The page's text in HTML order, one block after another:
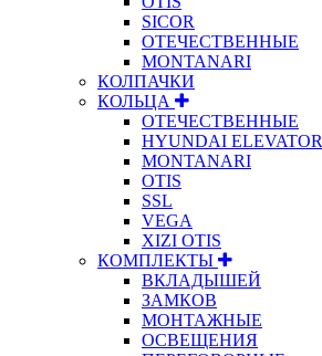
SICOR
ОТЕЧЕСТВЕННЫЕ
MONTANARI
КОЛПАЧКИ
КОЛЬЦА
ОТЕЧЕСТВЕННЫЕ
HYUNDAI ELEVATOR
MONTANARI
OTIS
SSL
VEGA
XIZI OTIS
КОМПЛЕКТЫ
ВКЛАДЫШЕЙ
ЗАМКОВ
МОНТАЖНЫЕ
ОСВЕЩЕНИЯ